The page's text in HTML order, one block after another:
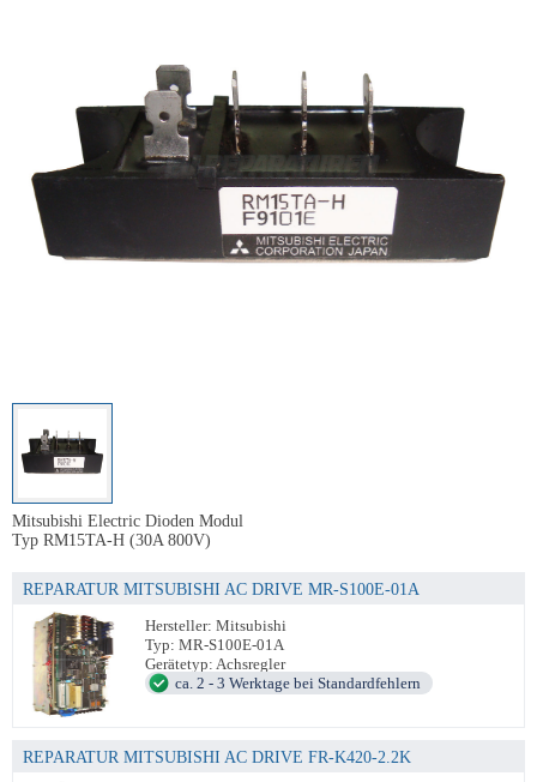
Mitsubishi Electric Dioden Modul
Typ RM15TA-H (30A 800V)
REPARATUR MITSUBISHI AC DRIVE MR-S100E-01A
Hersteller: Mitsubishi
Typ: MR-S100E-01A
Gerätetyp: Achsregler
ca. 2 - 3 Werktage bei Standardfehlern
REPARATUR MITSUBISHI AC DRIVE FR-K420-2.2K